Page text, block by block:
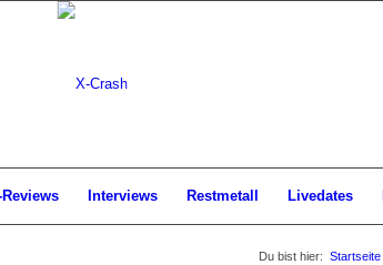
Reviews Interviews Restmetall Livedates
Du bist hier: Startseite